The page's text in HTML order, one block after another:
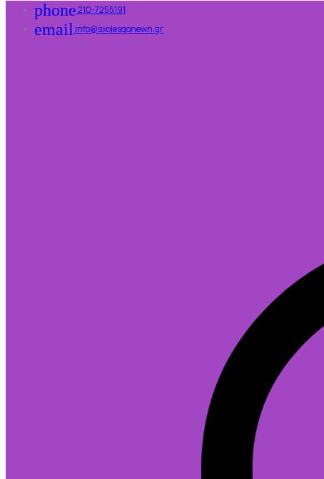
phone210-7255191
email info@sxolesgonewn.gr